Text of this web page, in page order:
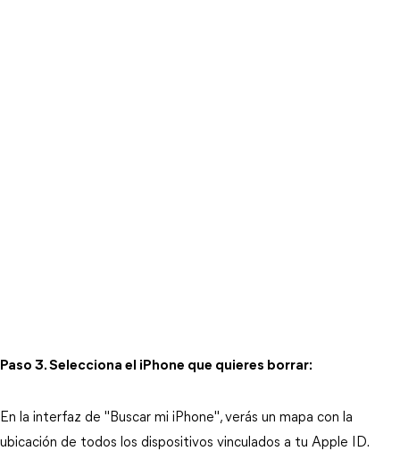
Paso 3. Selecciona el iPhone que quieres borrar:
En la interfaz de "Buscar mi iPhone", verás un mapa con la
ubicación de todos los dispositivos vinculados a tu Apple ID.